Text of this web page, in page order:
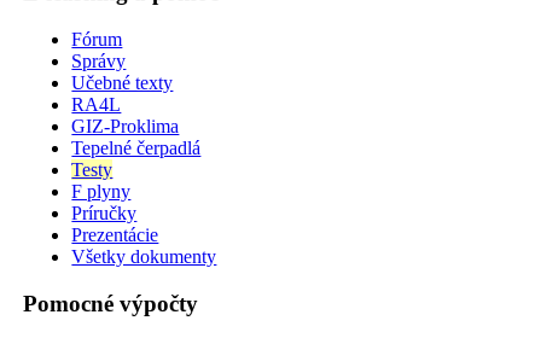
Fórum
Správy
Učebné texty
RA4L
GIZ-Proklima
Tepelné čerpadlá
Testy
F plyny
Príručky
Prezentácie
Všetky dokumenty
Pomocné výpočty